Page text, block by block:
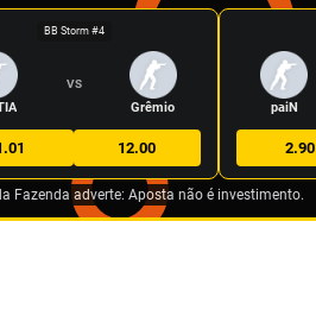
BB Storm #4
VS
Grêmio
12.00
paiN
2.90
Fazenda adverte: Aposta não é investimento.